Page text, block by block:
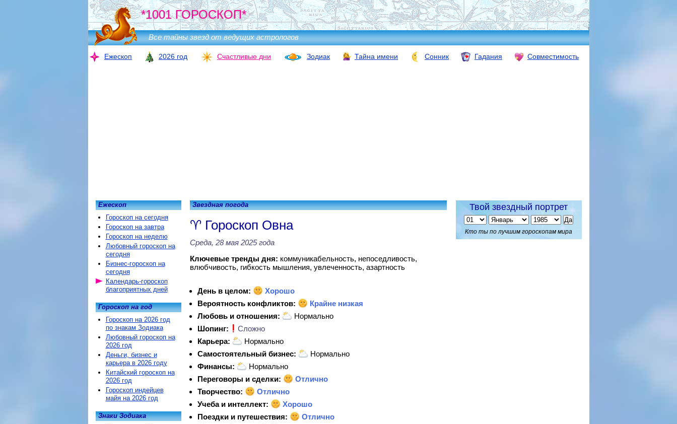
*1001 ГОРОСКОП*
Все тайны звезд от ведущих астрологов
Ежескоп 2026 год Счастливые дни Зодиак Тайна имени Сонник Гадания Совместимость
Звездная погода
Гороскоп Овна
Среда, 28 мая 2025 года
Ключевые тренды дня: коммуникабельность, непоседливость,
влюбчивость, гибкость мышления, увлеченность, азартность
День в целом:
Хорошо
Вероятность конфликтов:
Крайне низкая
Любовь и отношения:
Нормально
Шопинг:
Сложно
Карьера:
Нормально
Самостоятельный бизнес:
Нормально
Финансы:
Нормально
Переговоры и сделки:
Отлично
Творчество:
Отлично
Учеба и интеллект:
Хорошо
Поездки и путешествия:
Отлично
Ежескоп
Гороскоп на сегодня
Гороскоп на завтра
Гороскоп на неделю
Любовный гороскоп на
сегодня
Бизнес-гороскоп на
сегодня
Календарь-гороскоп
благоприятных дней
Гороскоп на год
Гороскоп на 2026 год
по знакам Зодиака
Любовный гороскоп на
2026 год
Деньги, бизнес и
карьера в 2026 году
Китайский гороскоп на
2026 год
Гороскоп индейцев
майя на 2026 год
Знаки Зодиака
Твой звездный портрет
Кто ты по лучшим гороскопам мира